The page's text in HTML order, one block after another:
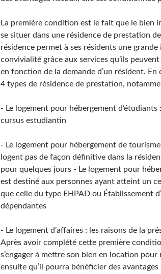
La première condition est le fait que le bien
se situer dans une résidence de prestation
résidence permet à ses résidents une
convivialité grâce aux services qu’ils
en fonction de la demande d’un résident. En
4 types de résidence de prestation,
- Le logement pour hébergement
cursus estudiantin
- Le logement pour hébergement de
logent pas de façon définitive dans la
pour quelques jours - Le logement pour
est destiné aux personnes ayant atteint un
que celle du type EHPAD ou Établissement
dépendantes
- Le logement d’affaires : les raisons de la
Après avoir complété cette première
s’engager à mettre son bien en location pour
ensuite qu’il pourra bénéficier des avantages